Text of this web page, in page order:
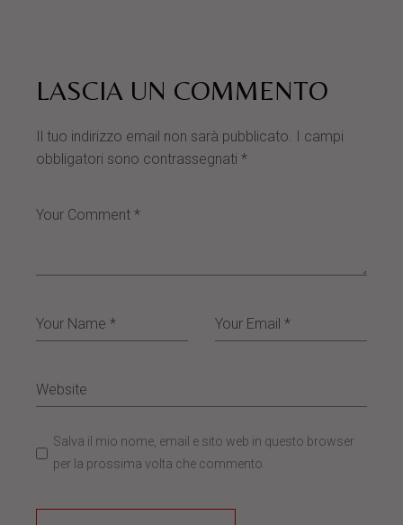
LASCIA UN COMMENTO
Il tuo indirizzo email non sarà pubblicato. I campi
obbligatori sono contrassegnati*
Salva il mio nome, email e sito web in questo browser
per la prossima volta che commento.